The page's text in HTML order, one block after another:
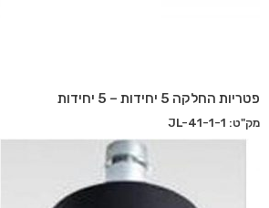
פטריות החלקה 5 יחידות – 5 יחידות
מק"ט: JL-41-1-1